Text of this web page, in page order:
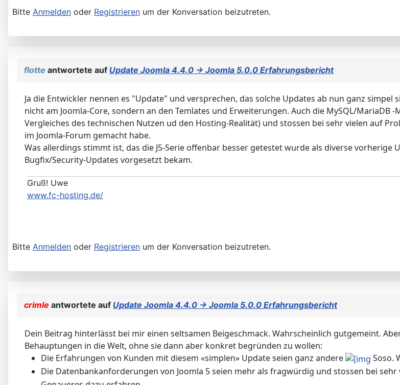
Bitte Anmelden oder Registrieren um der Konversation beizutreten.
flotte antwortete auf Update Joomla 4.4.0 -> Joomla 5.0.0 Erfahrungsbericht
Ja die Entwickler nennen es "Update" und versprechen, das solche Updates ab nun ganz
nicht am Joomla-Core, sondern an den Temlates und Erweiterungen. Auch die MySQL/
Vergleiches des technischen Nutzen ud den Hosting-Realität) und stossen bei sehr vielen auf
im Joomla-Forum gemacht habe.
Was allerdings stimmt ist, das die J5-Serie offenbar besser getestet wurde als diverse
Bugfix/Security-Updates vorgesetzt bekam.
Gruß! Uwe
www.fc-hosting.de/
Bitte Anmelden oder Registrieren um der Konversation beizutreten.
crimle antwortete auf Update Joomla 4.4.0 -> Joomla 5.0.0 Erfahrungsbericht
Dein Beitrag hinterlässt bei mir einen seltsamen Beigeschmack. Wahrscheinlich gutgemeint.
Behauptungen in die Welt, ohne sie dann aber konkret begründen zu wollen:
Die Erfahrungen von Kunden mit diesem «simplen» Update seien ganz andere
Soso.
Die Datenbankanforderungen von Joomla 5 seien mehr als fragwürdig und stossen bei